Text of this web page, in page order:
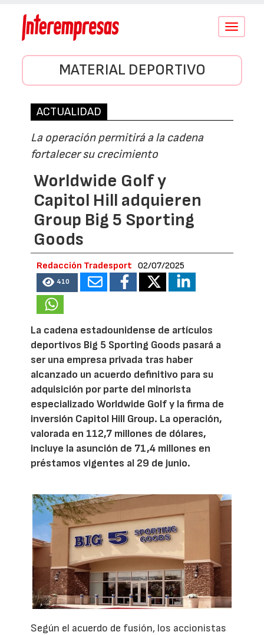
Conmutar
MATERIAL DEPORTIVO
ACTUALIDAD
La operación permitirá a la cadena
fortalecer su crecimiento
Worldwide Golf y
Capitol Hill adquieren
Group Big 5 Sporting
Goods
Redacción Tradesport 02/07/2025
410
La cadena estadounidense de artículos
deportivos Big 5 Sporting Goods pasará a
ser una empresa privada tras haber
alcanzado un acuerdo definitivo para su
adquisición por parte del minorista
especializado Worldwide Golf y la firma de
inversión Capitol Hill Group. La operación,
valorada en 112,7 millones de dólares,
incluye la asunción de 71,4 millones en
préstamos vigentes al 29 de junio.
Según el acuerdo de fusión, los accionistas